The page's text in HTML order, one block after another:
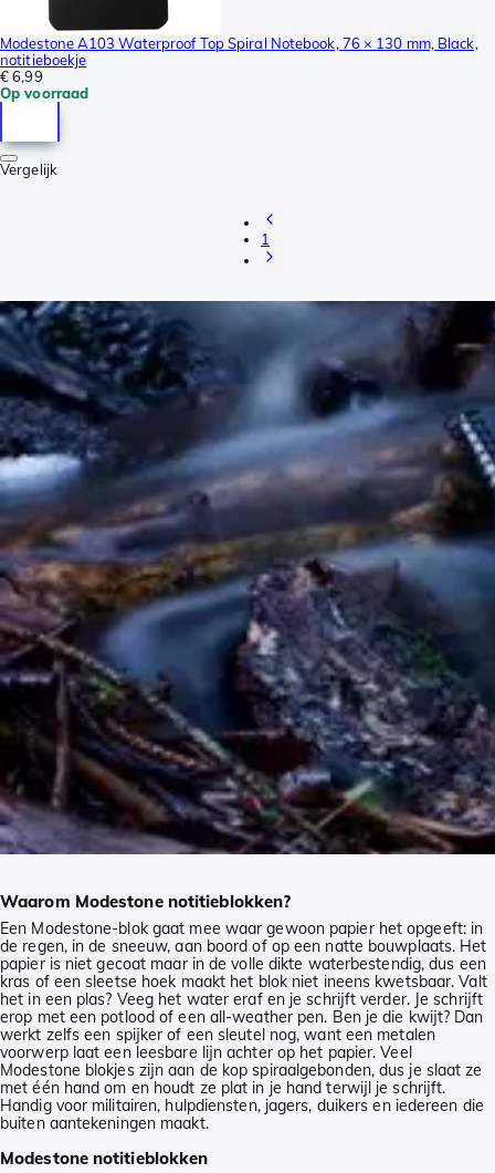
Modestone A103 Waterproof Top Spiral Notebook, 76 × 130 mm, Black,
notitieboekje
€ 6,99
Op voorraad
Vergelijk
1
Waarom Modestone notitieblokken?
Een Modestone-blok gaat mee waar gewoon papier het opgeeft: in
de regen, in de sneeuw, aan boord of op een natte bouwplaats. Het
papier is niet gecoat maar in de volle dikte waterbestendig, dus een
kras of een sleetse hoek maakt het blok niet ineens kwetsbaar. Valt
het in een plas? Veeg het water eraf en je schrijft verder. Je schrijft
erop met een potlood of een all-weather pen. Ben je die kwijt? Dan
werkt zelfs een spijker of een sleutel nog, want een metalen
voorwerp laat een leesbare lijn achter op het papier. Veel
Modestone blokjes zijn aan de kop spiraalgebonden, dus je slaat ze
met één hand om en houdt ze plat in je hand terwijl je schrijft.
Handig voor militairen, hulpdiensten, jagers, duikers en iedereen die
buiten aantekeningen maakt.
Modestone notitieblokken